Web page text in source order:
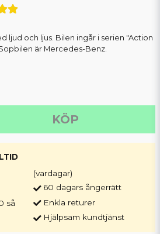
ljud och ljus. Bilen ingår i serien "Action
är Mercedes-Benz.
KÖP
så
(vardagar)
60 dagars ångerrätt
Enkla returer
Hjälpsam kundtjänst